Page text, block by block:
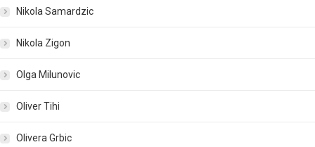
Nikola Samardzic
Nikola Zigon
Olga Milunovic
Oliver Tihi
Olivera Grbic